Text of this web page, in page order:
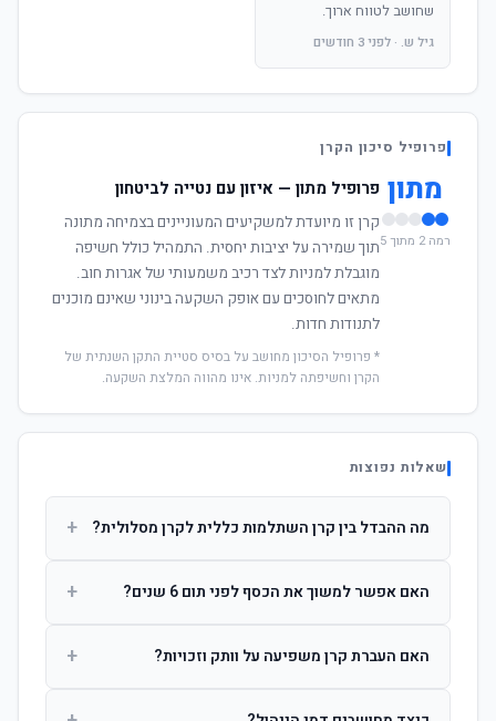
שחושב לטווח ארוך.
גיל ש. · לפני 3 חודשים
פרופיל סיכון הקרן
מתון
רמה 2 מתוך 5
פרופיל מתון — איזון עם נטייה לביטחון
קרן זו מיועדת למשקיעים המעוניינים בצמיחה מתונה
תוך שמירה על יציבות יחסית. התמהיל כולל חשיפה
מוגבלת למניות לצד רכיב משמעותי של אגרות חוב.
מתאים לחוסכים עם אופק השקעה בינוני שאינם מוכנים
לתנודות חדות.
* פרופיל הסיכון מחושב על בסיס סטיית התקן השנתית של
הקרן וחשיפתה למניות. אינו מהווה המלצת השקעה.
שאלות נפוצות
מה ההבדל בין קרן השתלמות כללית לקרן מסלולית? +
ההשקעות. קרן מסלולית עוקבת אחרי מדד ספציפי ומאפשרת
האם אפשר למשוך את הכסף לפני תום 6 שנים? +
הרווחים. לאחר 6 שנים ניתן למשוך פטור ממס עד לתקרה
האם העברת קרן משפיעה על וותק וזכויות? +